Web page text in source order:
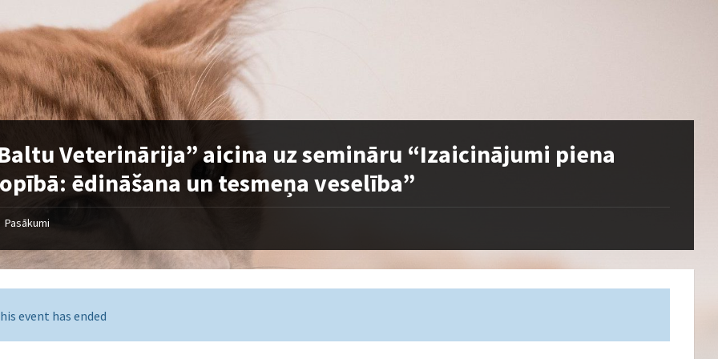
Veterinārija” aicina uz semināru “Izaicinājumi piena
ēdināšana un tesmeņa veselība”
Pasākumi
event has ended